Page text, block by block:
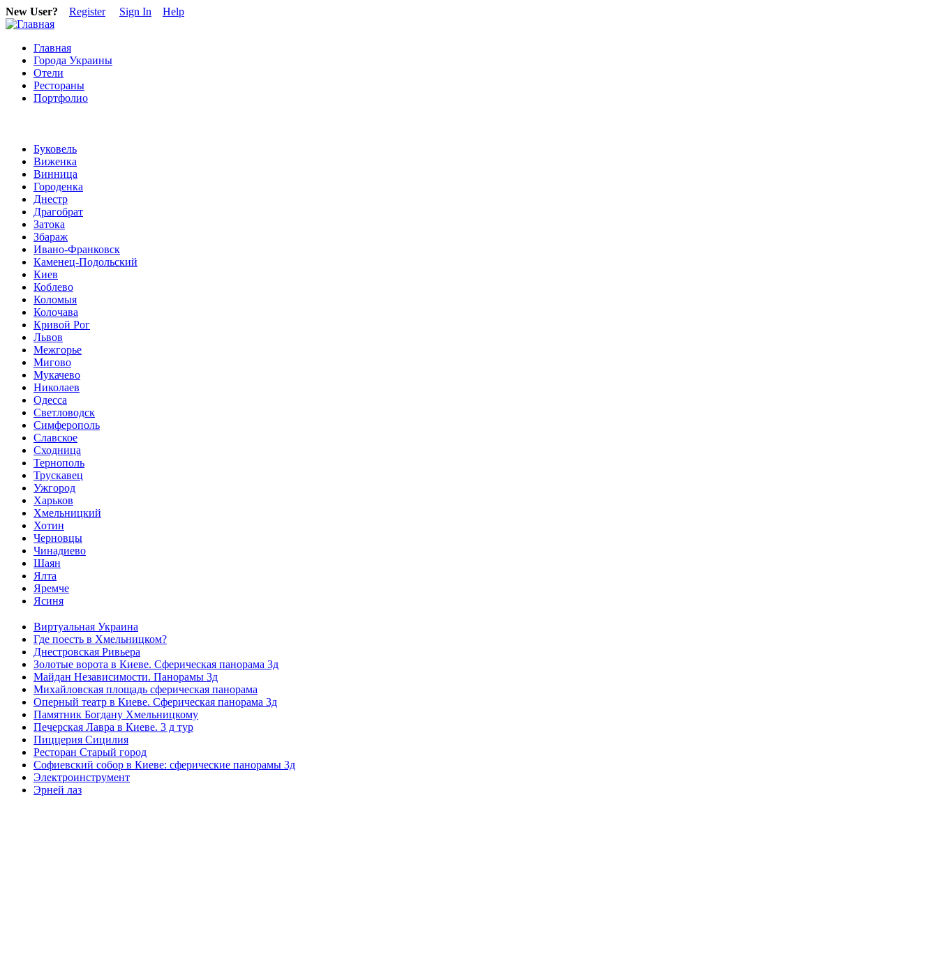
New User? Register Sign In Help
Главная
Города Украины
Отели
Рестораны
Портфолио
Буковель
Виженка
Винница
Городенка
Днестр
Драгобрат
Затока
Збараж
Ивано-Франковск
Каменец-Подольский
Киев
Коблево
Коломыя
Колочава
Кривой Рог
Львов
Межгорье
Мигово
Мукачево
Николаев
Одесса
Светловодск
Симферополь
Славское
Сходница
Тернополь
Трускавец
Ужгород
Харьков
Хмельницкий
Хотин
Черновцы
Чинадиево
Шаян
Ялта
Яремче
Ясиня
Виртуальная Украина
Где поесть в Хмельницком?
Днестровская Ривьера
Золотые ворота в Киеве. Сферическая панорама 3д
Майдан Независимости. Панорамы 3д
Михайловская площадь сферическая панорама
Оперный театр в Киеве. Сферическая панорама 3д
Памятник Богдану Хмельницкому
Печерская Лавра в Киеве. 3 д тур
Пиццерия Сицилия
Ресторан Старый город
Софиевский собор в Киеве: сферические панорамы 3д
Электроинструмент
Эрней лаз